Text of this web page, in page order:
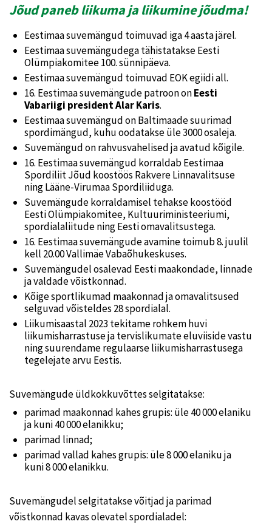
Jõud paneb liikuma ja liikumine jõudma!
Eestimaa suvemängud toimuvad iga 4 aasta järel.
Eestimaa suvemängudega tähistatakse Eesti
Olümpiakomitee 100. sünnipäeva.
Eestimaa suvemängud toimuvad EOK egiidi all.
16. Eestimaa suvemängude patroon onEesti
Vabariigi president Alar Karis.
Eestimaa suvemängud on Baltimaade suurimad
spordimängud, kuhu oodatakse üle 3000 osaleja.
Suvemängud on rahvusvahelised ja avatud kõigile.
16. Eestimaa suvemängud korraldab Eestimaa
Spordiliit Jõud koostöös Rakvere Linnavalitsuse
ning Lääne-Virumaa Spordiliiduga.
Suvemängude korraldamisel tehakse koostööd
Eesti Olümpiakomitee, Kultuuriministeeriumi,
spordialaliitude ning Eesti omavalitsustega.
16. Eestimaa suvemängude avamine toimub 8. juulil
kell 20.00 Vallimäe Vabaõhukeskuses.
Suvemängudel osalevad Eesti maakondade, linnade
ja valdade võistkonnad.
Kõige sportlikumad maakonnad ja omavalitsused
selguvad võisteldes 28 spordialal.
Liikumisaastal 2023 tekitame rohkem huvi
liikumisharrastuse ja tervislikumate eluviiside vastu
ning suurendame regulaarse liikumisharrastusega
tegelejate arvu Eestis.
Suvemängude üldkokkuvõttes selgitatakse:
parimad maakonnad kahes grupis: üle 40 000 elaniku
ja kuni 40 000 elanikku;
parimad linnad;
parimad vallad kahes grupis: üle 8 000 elaniku ja
kuni 8 000 elanikku.
Suvemängudel selgitatakse võitjad ja parimad
võistkonnad kavas olevatel spordialadel: